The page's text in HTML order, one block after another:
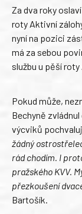
Za dva roky
roty Aktivní
nyní na pozici
má za sebou
službu u pěší
Pokud může,
Bechyně
výcviků
žádný
rád chodím. I
pražského KVV.
přezkoušení
Bartošík.